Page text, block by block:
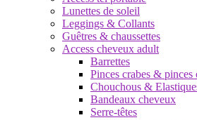
Lunettes de soleil
Leggings & Collants
Guêtres & chaussettes
Access cheveux adult
Barrettes
Pinces crabes & pinces
Chouchous &
Bandeaux cheveux
Serre-têtes